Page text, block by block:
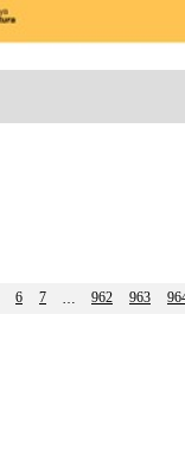
6 7 … 962 963